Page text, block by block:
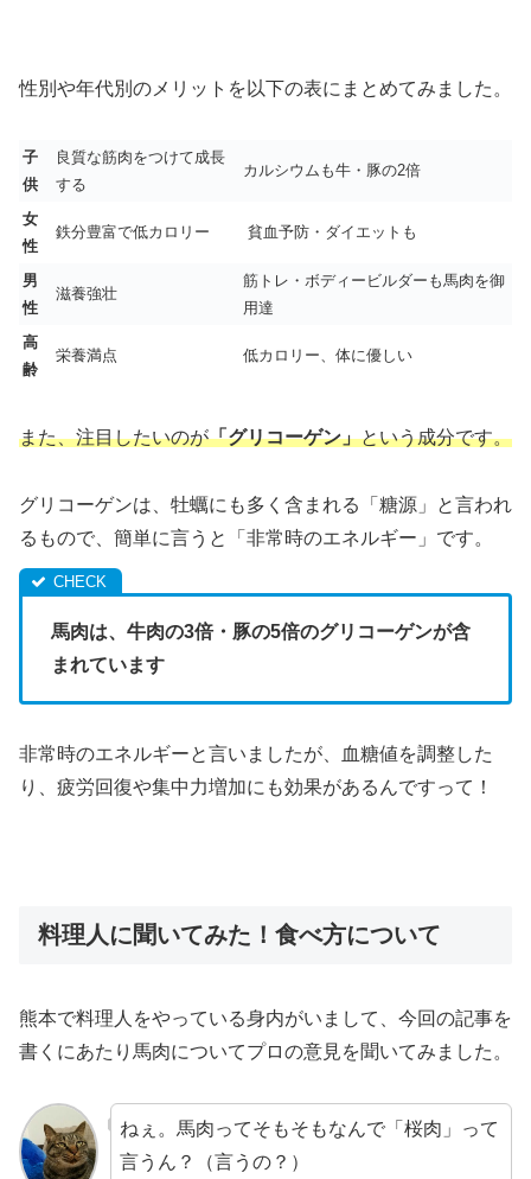
性別や年代別のメリットを以下の表にまとめてみました。
子
供
良質な筋肉をつけて成長
する
カルシウムも牛・豚の2倍
女
性
鉄分豊富で低カロリー 貧血予防・ダイエットも
男
性
滋養強壮
筋トレ・ボディービルダーも馬肉を御
用達
高
齢
栄養満点 低カロリー、体に優しい
また、注目したいのが「グリコーゲン」という成分です。
グリコーゲンは、牡蠣にも多く含まれる「糖源」と言われ
るもので、簡単に言うと「非常時のエネルギー」です。
馬肉は、牛肉の3倍・豚の5倍のグリコーゲンが含
まれています
非常時のエネルギーと言いましたが、血糖値を調整した
り、疲労回復や集中力増加にも効果があるんですって！
料理人に聞いてみた！食べ方について
熊本で料理人をやっている身内がいまして、今回の記事を
書くにあたり馬肉についてプロの意見を聞いてみました。
ねぇ。馬肉ってそもそもなんで「桜肉」って
言うん？（言うの？）